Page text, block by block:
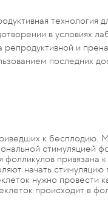
технология
в условиях
и
последних
к бесплодию.
стимуляцией
привязана к
начать стимуляцию
нужно провести
происходит в